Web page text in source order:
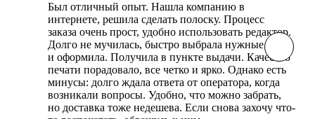
Был отличный опыт. Нашла компанию в
интернете, решила сделать полоску. Процесс
заказа очень прост, удобно использовать редактор.
Долго не мучилась, быстро выбрала нужные фото
и оформила. Получила в пункте выдачи. Качество
печати порадовало, все четко и ярко. Однако есть
минусы: долго ждала ответа от оператора, когда
возникали вопросы. Удобно, что можно забрать,
но доставка тоже недешева. Если снова захочу что-